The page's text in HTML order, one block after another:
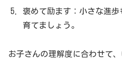
褒めて励ます：小さな進
育てましょう。
お子さんの理解度に合わせて